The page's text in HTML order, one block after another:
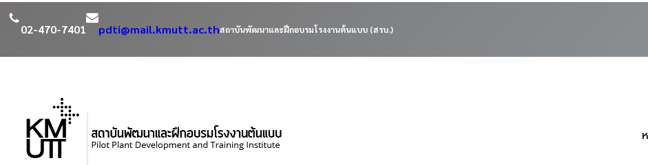
02-470-7401 pdti@mail.kmutt.ac.thสถาบันพัฒนาและฝึกอบรมโรงงานต้นแบบ (สรบ.)